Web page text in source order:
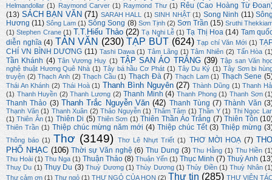
Helmandollar (1) Raymond Carver (1) Raymond Thư (1) Rêu (Cao Hoàng Từ
(13) SÁCH BẠN VĂN (71) SARAH HALL (1) SINH NHẬT (1) Song Ninh (11)
Hương (11) Sông Lam (1) Sông Song (8) Sơn Tịnh (2) Sơn Trần (15) Sruthi
(1) Stephen Crane (1) T.T.Hiếu Thảo (22) Tạ Nghi Lễ (1) Tạ Thị Hoa (14) Tam
diễn nghĩa (4) TẢN VĂN (230) TẠP BÚT (624) Tạp chí Văn Mới (1)
CHÍ VN BÌNH DƯƠNG (11) Tashi Dawa (1) Tâm Lãng (1) Tâm Nhiên (2) Tấn Hòa
Tần Khánh (4) Tân Vương Huy (1) TẬP SAN ÁO TRẮNG (39) Tập san Văn
nghệ thuật Hương Quê Nhà (1) Tây bá hầu Cơ Phát (1) Tây Du Ký (1) Tây Sơn bi
truyện (2) Thạch Anh (2) Thạch Cầu (1) Thạch Đà (7) Thạch Lam (1) Thạch Sene
Thái An Khánh (2) Thái Hoà (1) Thanh Bình Nguyên (27) Thành Dũng (1) Thanh
(1) Thanh Huyền (2) Thanh Lương (2) Thanh Minh (4) Thanh Phong (1) Thanh Sơn
Thanh Thảo (3) Thanh Trắc Nguyễn Văn (42) Thanh Tùng (7) Thành Văn
Thạnh Văn (1) Thanh Xuân (2) Thảo Nguyễn (1) Thâm Tâm (1) Thần Y (1) Thi Ngọc
(1) Thiên Ân (1) Thiên Di (5) Thiên Sơn (1) Thiên Thần Áo Trắng (7) Thiên Tôn
Thiên Trần (1) Thiệp chúc mừng năm mới (4) Thiệp chúc Tết (3) Thiệp mừng
Thông báo (1) Thơ (3149) Thơ Lê Nhựt Triết (1) THƠ MỜI HOẠ (7)
PHỔ NHẠC (106) Thời sự Văn nghệ (6) Thu Dung (3) Thu Hằng (1) Thu Hiền
Thu Hoài (1) Thu Nga (1) Thuận Thảo (8) Thuận Yến (1) Thục Minh (7) Thuỳ Anh
Thuỵ Du (1) Thụy Du (3) Thuỳ Dương (1) Thùy Dương (1) Thủy Điền (1) Thuỳ Nhân
Thư cảm ơn (1) Thư ngỏ (1) THƯ NGỎ CỦA HQN (2) Thư tin (285) THƯ VIỆN